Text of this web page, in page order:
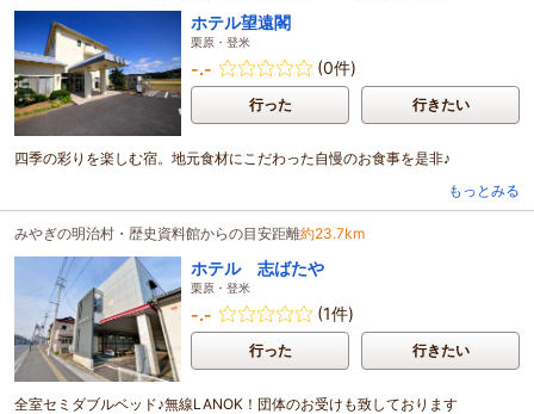
ホテル望遠閣
栗原・登米
-.- (0件)
行った 行きたい
四季の彩りを楽しむ宿。地元食材にこだわった自慢のお食事を是非♪
もっとみる
みやぎの明治村・歴史資料館からの目安距離約23.7km
ホテル 志ばたや
栗原・登米
-.- (1件)
行った 行きたい
全室セミダブルベッド♪無線LANOK！団体のお受けも致しております